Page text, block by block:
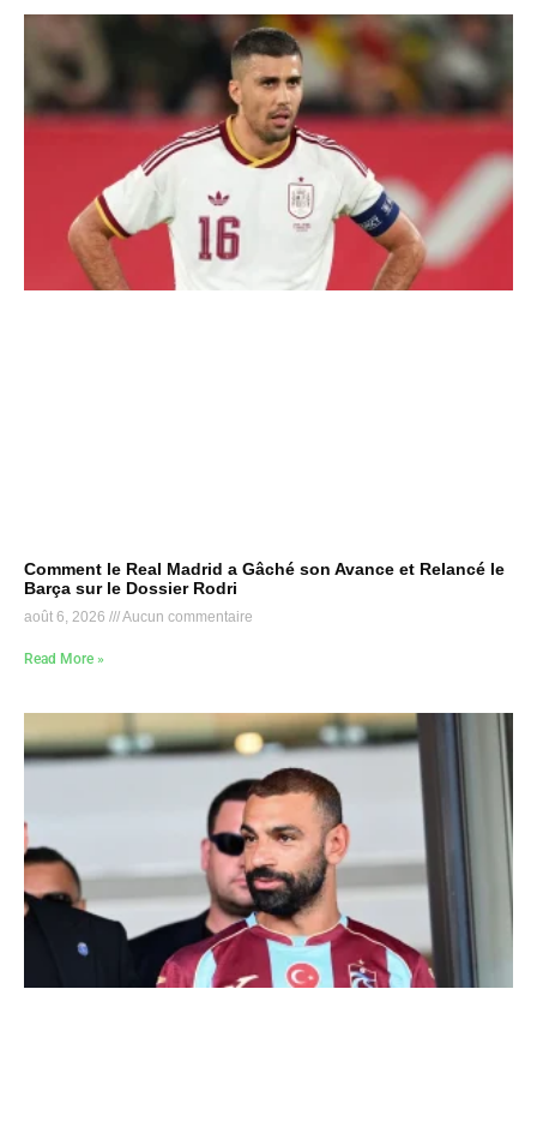
Comment le Real Madrid a Gâché son Avance et Relancé le
Barça sur le Dossier Rodri
août 6, 2026 Aucun commentaire
Read More »